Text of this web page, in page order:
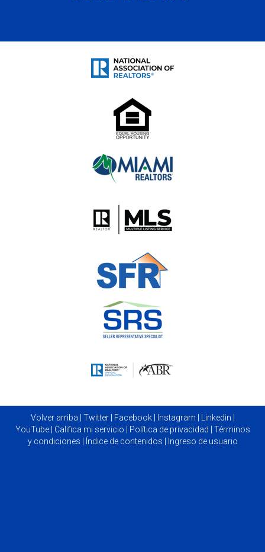
Volver arriba Twitter| Facebook| Instagram Linkedin
YouTube| Califica mi servicio Política de privacidad
Términos
y condiciones
Índice de contenidos Ingreso de usuario